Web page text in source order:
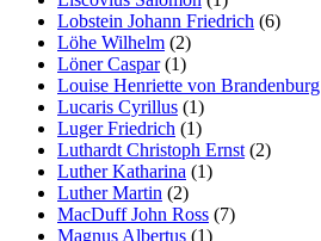
Lobstein Johann Friedrich (6)
Löhe Wilhelm (2)
Löner Caspar(1)
Louise Henriette von Brandenburg
Lucaris Cyrillus (1)
Luger Friedrich (1)
Luthardt Christoph Ernst (2)
Luther Katharina (1)
Luther Martin (2)
MacDuff John Ross (7)
Magnus Albertus (1)